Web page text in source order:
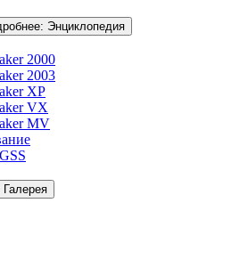
Энциклопедия
2000
2003
XP
VX
MV